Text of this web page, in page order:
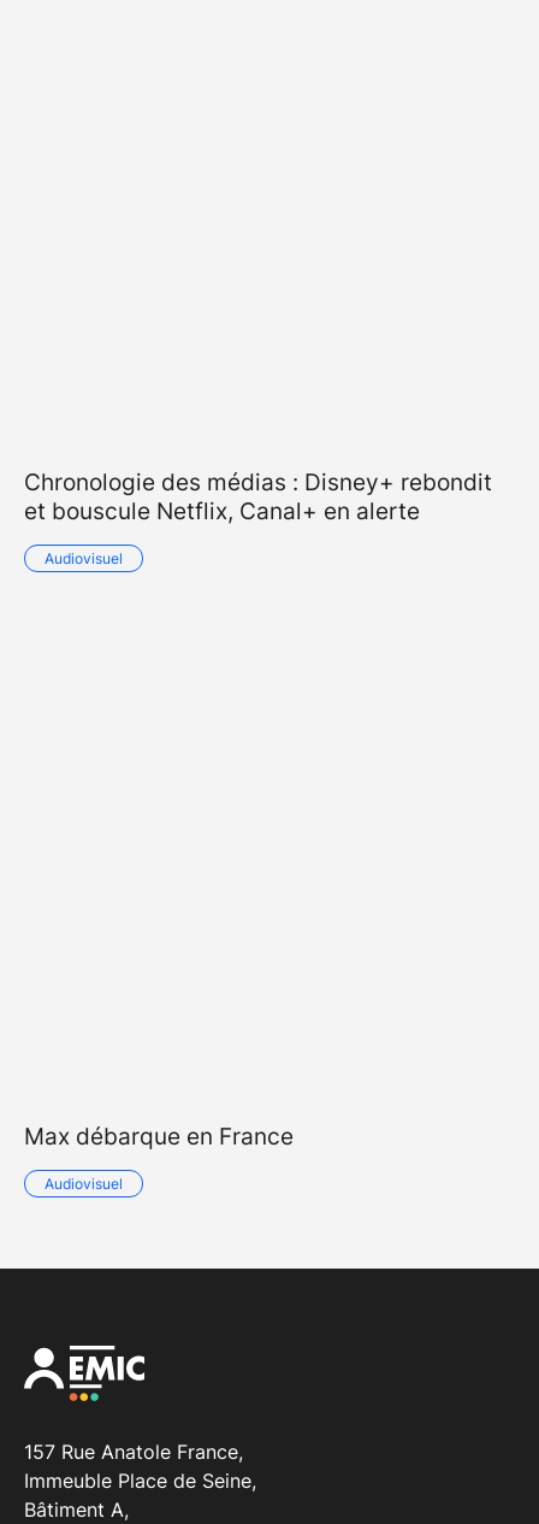
Chronologie des médias : Disney+ rebondit
et bouscule Netflix, Canal+ en alerte
Audiovisuel
Max débarque en France
Audiovisuel
157 Rue Anatole France,
Immeuble Place de Seine,
Bâtiment A,